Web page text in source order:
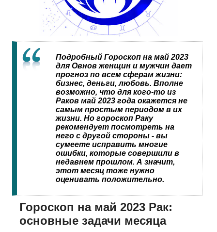
Подробный Гороскоп на май 2023
для Овнов женщин и мужчин дает
прогноз по всем сферам жизни:
бизнес, деньги, любовь. Вполне
возможно, что для кого-то из
Раков май 2023 года окажется не
самым простым периодом в их
жизни. Но гороскоп Раку
рекомендует посмотреть на
него с другой стороны - вы
сумеете исправить многие
ошибки, которые совершили в
недавнем прошлом. А значит,
этот месяц тоже нужно
оценивать положительно.
Гороскоп на май 2023 Рак:
основные задачи месяца